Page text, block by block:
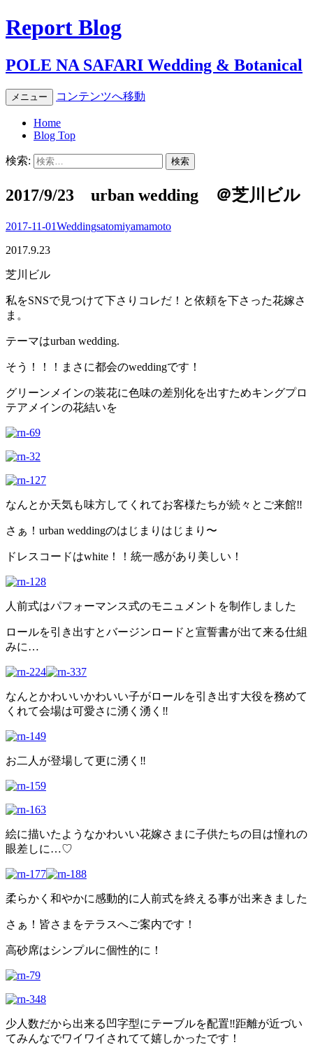
Report Blog
POLE NA SAFARI Wedding & Botanical
メニュー コンテンツへ移動
Home
Blog Top
検索:
2017/9/23 urban wedding ＠芝川ビル
2017-11-01Weddingsatomiyamamoto
2017.9.23
芝川ビル
私をSNSで見つけて下さりコレだ！と依頼を下さった花嫁さ
ま。
テーマはurban wedding.
そう！！！まさに都会のweddingです！
グリーンメインの装花に色味の差別化を出すためキングプロ
テアメインの花結いを
なんとか天気も味方してくれてお客様たちが続々とご来館‼︎
さぁ！urban weddingのはじまりはじまり〜
ドレスコードはwhite！！統一感があり美しい！
人前式はパフォーマンス式のモニュメントを制作しました
ロールを引き出すとバージンロードと宣誓書が出て来る仕組
みに…
なんとかわいいかわいい子がロールを引き出す大役を務めて
くれて会場は可愛さに湧く湧く‼︎
お二人が登場して更に湧く‼︎
絵に描いたようなかわいい花嫁さまに子供たちの目は憧れの
眼差しに…♡
柔らかく和やかに感動的に人前式を終える事が出来きました
さぁ！皆さまをテラスへご案内です！
高砂席はシンプルに個性的に！
少人数だから出来る凹字型にテーブルを配置‼︎距離が近づい
てみんなでワイワイされてて嬉しかったです！